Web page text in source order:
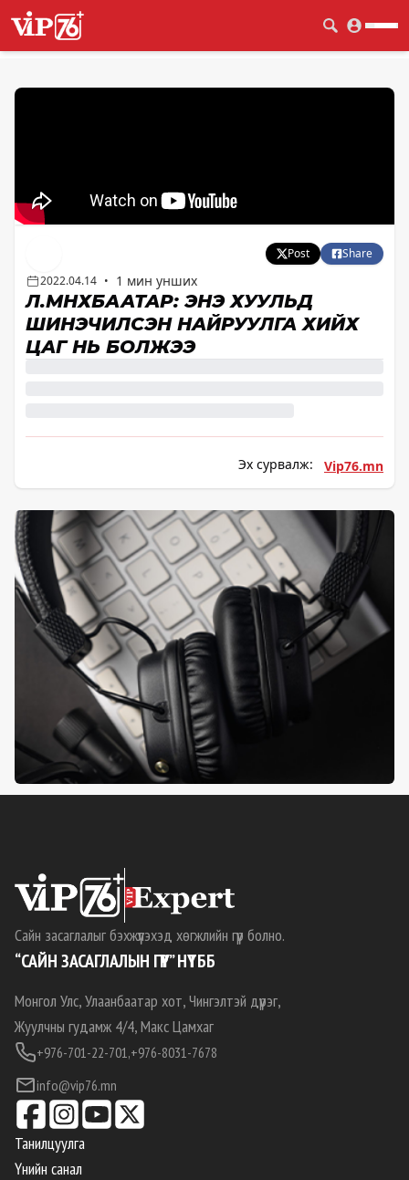
Post
Share
2022.04.14 • 1 мин унших
Л.МӨНХБААТАР: ЭНЭ ХУУЛЬД
ШИНЭЧИЛСЭН НАЙРУУЛГА ХИЙХ
ЦАГ НЬ БОЛЖЭЭ
Эх сурвалж: Vip76.mn
Сайн засаглалыг бэхжүүлэхэд хөгжлийн гүүр болно.
“САЙН ЗАСАГЛАЛЫН ГҮҮР” НҮТББ
Монгол Улс, Улаанбаатар хот, Чингэлтэй дүүрэг,
Жуулчны гудамж 4/4, Макс Цамхаг
+976-701-22-701,+976-8031-7678
info@vip76.mn
Танилцуулга
Үнийн санал